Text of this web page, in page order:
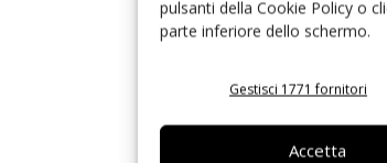
pulsanti della Cookie Policy o
parte inferiore dello schermo.
Gestisci 1771 fornitori
Accetta